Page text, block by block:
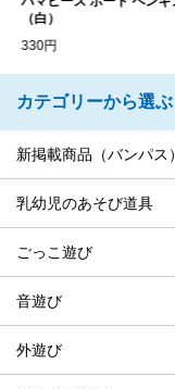
（白）
330円
カテゴリーから選ぶ
新掲載商品（バンパス）
乳幼児のあそび道具
ごっこ遊び
音遊び
外遊び